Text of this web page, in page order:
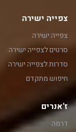
צפייה ישירה
צפייה ישירה
סרטים לצפייה ישירה
סדרות לצפייה ישירה
חיפוש מתקדם
ז'אנרים
דרמה